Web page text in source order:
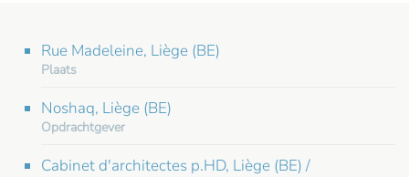
Rue Madeleine, Liège (BE)
Plaats
Noshaq, Liège (BE)
Opdrachtgever
Cabinet d'architectes p.HD, Liège (BE) /